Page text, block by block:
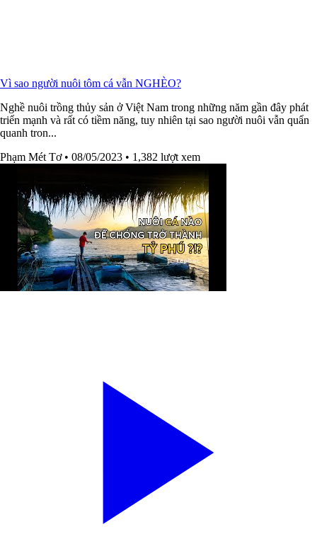
Vì sao người nuôi tôm cá vẫn NGHÈO?
Nghề nuôi trồng thủy sản ở Việt Nam trong những năm gần đây phát
triển mạnh và rất có tiềm năng, tuy nhiên tại sao người nuôi vẫn quẩn
quanh tron...
Phạm Mét Tơ • 08/05/2023 • 1,382 lượt xem